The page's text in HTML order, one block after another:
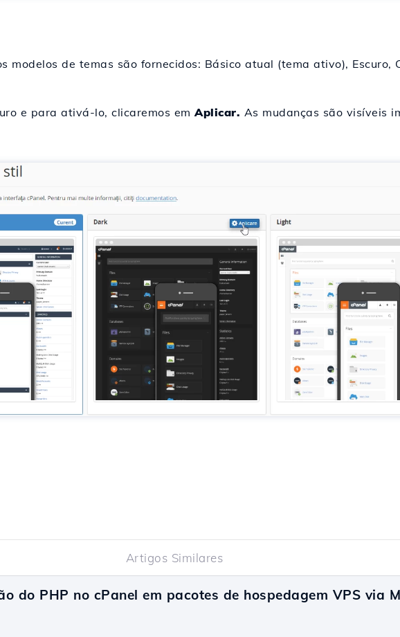
modelos de temas são fornecidos: Básico atual (tema ativo), Escuro,
e para ativá-lo, clicaremos em Aplicar. As mudanças são visíveis
Artigos Similares
do PHP no cPanel em pacotes de hospedagem VPS via